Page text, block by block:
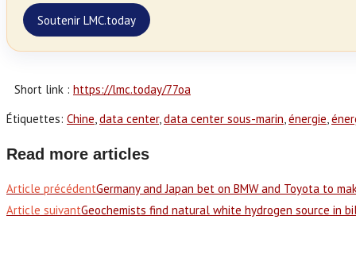
Soutenir LMC.today
Short link : https://lmc.today/77oa
Étiquettes: Chine, data center, data center sous-marin, énergie,
Read more articles
Article précédentGermany and Japan bet on BMW and Toyota to
Article suivantGeochemists find natural white hydrogen source in